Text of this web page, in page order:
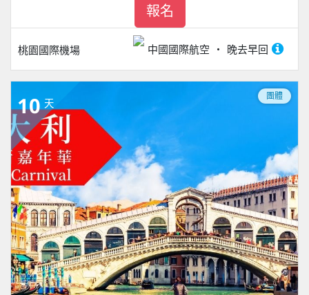
桃園國際機場 中國國際航空 晚去早回
報名
10 天
團體